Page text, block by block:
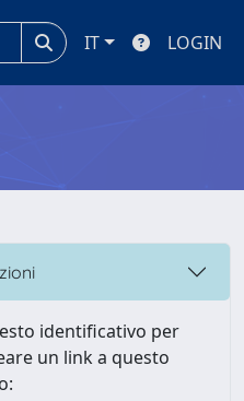
IT LOGIN
identificativo per
un link a questo